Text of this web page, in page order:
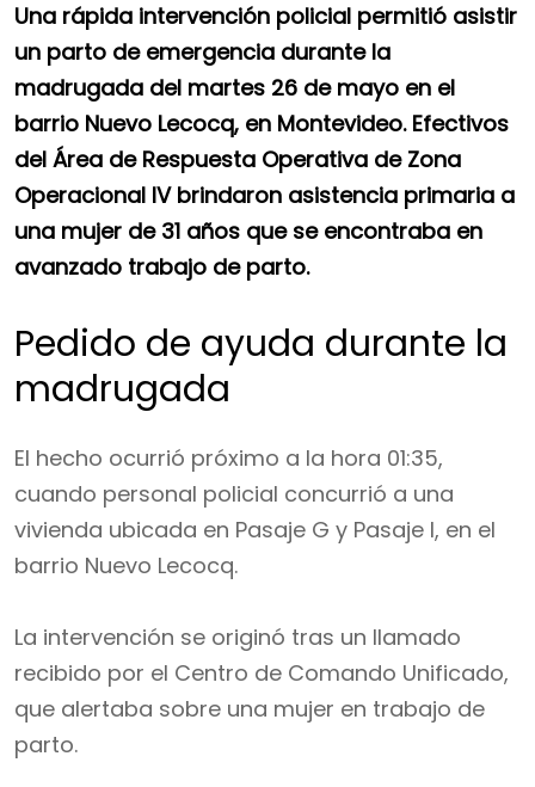
Una rápida intervención policial permitió asistir
un parto de emergencia durante la
madrugada del martes 26 de mayo en el
barrio Nuevo Lecocq, en Montevideo. Efectivos
del Área de Respuesta Operativa de Zona
Operacional IV brindaron asistencia primaria a
una mujer de 31 años que se encontraba en
avanzado trabajo de parto.
Pedido de ayuda durante la
madrugada
El hecho ocurrió próximo a la hora 01:35,
cuando personal policial concurrió a una
vivienda ubicada en Pasaje G y Pasaje I, en el
barrio Nuevo Lecocq.
La intervención se originó tras un llamado
recibido por el Centro de Comando Unificado,
que alertaba sobre una mujer en trabajo de
parto.